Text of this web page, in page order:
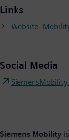
Links
Website:
Social Media
Siemens Mobility